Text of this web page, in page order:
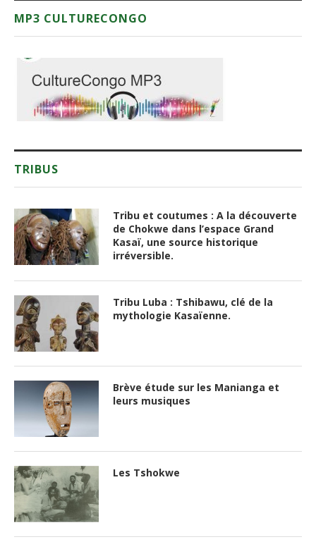
MP3 CULTURECONGO
TRIBUS
Tribu et coutumes : A la découverte
de Chokwe dans l’espace Grand
Kasaï, une source historique
irréversible.
Tribu Luba : Tshibawu, clé de la
mythologie Kasaïenne.
Brève étude sur les Manianga et
leurs musiques
Les Tshokwe